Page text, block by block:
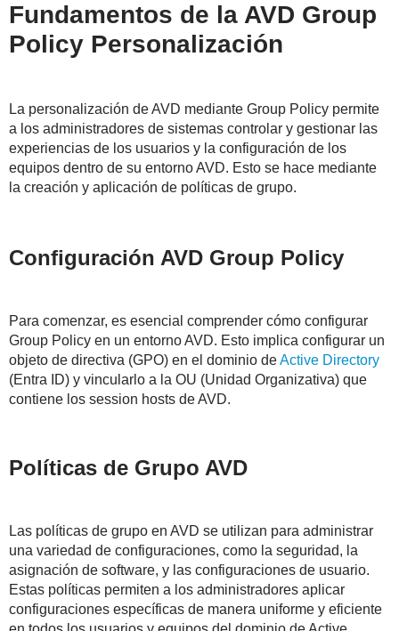
Fundamentos de la AVD Group
Policy Personalización
La personalización de AVD mediante Group Policy permite
a los administradores de sistemas controlar y gestionar las
experiencias de los usuarios y la configuración de los
equipos dentro de su entorno AVD. Esto se hace mediante
la creación y aplicación de políticas de grupo.
Configuración AVD Group Policy
Para comenzar, es esencial comprender cómo configurar
Group Policy en un entorno AVD. Esto implica configurar un
objeto de directiva (GPO) en el dominio deActive Directory
(Entra ID) y vincularlo a la OU (Unidad Organizativa) que
contiene los session hosts de AVD.
Políticas de Grupo AVD
Las políticas de grupo en AVD se utilizan para administrar
una variedad de configuraciones, como la seguridad, la
asignación de software, y las configuraciones de usuario.
Estas políticas permiten a los administradores aplicar
configuraciones específicas de manera uniforme y eficiente